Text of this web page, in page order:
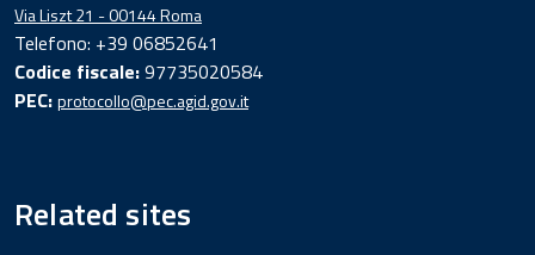
Via Liszt 21 - 00144 Roma
Telefono: +39 06852641
Codice fiscale:97735020584
PEC:protocollo@pec.agid.gov.it
Related sites